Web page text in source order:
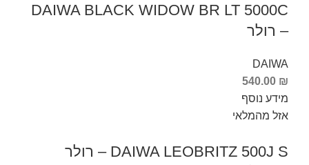
DAIWA BLACK WIDOW BR LT 5000C
– רולר
DAIWA
540.00 ₪
מידע נוסף
אזל מהמלאי
DAIWA LEOBRITZ 500J S – רולר